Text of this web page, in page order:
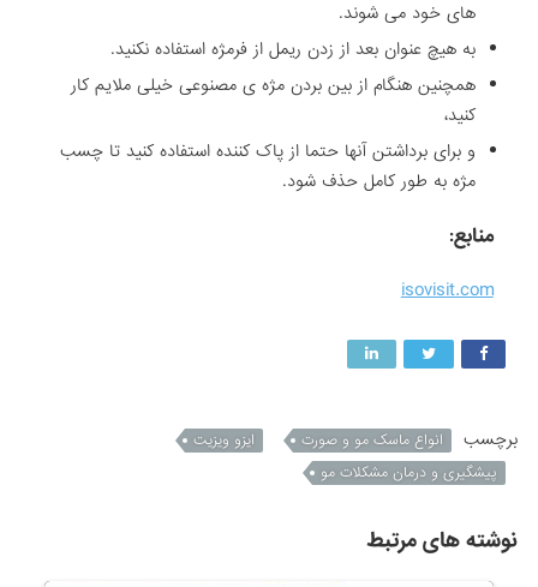
های خود می شوند.
به هیچ عنوان بعد از زدن ریمل از فرمژه استفاده نکنید.
همچنین هنگام از بین بردن مژه ی مصنوعی خیلی ملایم کار
کنید،
و برای برداشتن آنها حتما از پاک کننده استفاده کنید تا چسب
مژه به طور کامل حذف شود.
منابع:
isovisit.com
برچسب انواع ماسک مو و صورت
ایزو ویزیت
پیشگیری و درمان مشکلات مو
نوشته های مرتبط